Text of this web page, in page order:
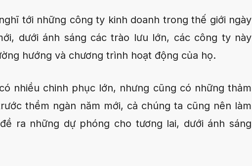
tới những công ty kinh doanh trong thế giới ngày
dưới ánh sáng các trào lưu lớn, các công ty này
hướng và chương trình hoạt động của họ.
nhiều chinh phục lớn, nhưng cũng có những thảm
thềm ngàn năm mới, cả chúng ta cũng nên làm
ra những dự phóng cho tương lai, dưới ánh sáng